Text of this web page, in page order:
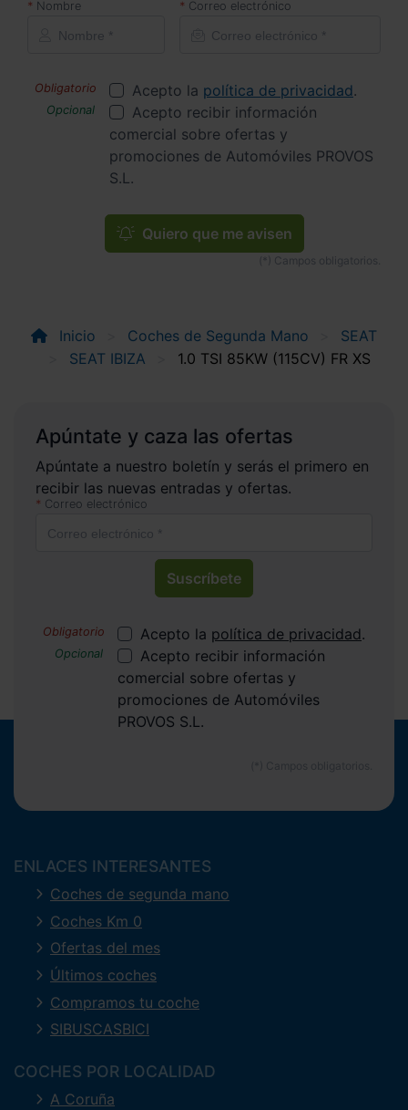
Nombre Correo electrónico
Acepto la política de privacidad.
Acepto recibir información
comercial sobre ofertas y
promociones de Automóviles PROVOS
S.L.
Quiero que me avisen
Inicio Coches de Segunda Mano
SEAT
SEAT IBIZA
1.0 TSI 85KW (115CV) FR XS
Apúntate y caza las ofertas
Apúntate a nuestro boletín y serás el primero en
recibir las nuevas entradas y ofertas.
Correo electrónico
Suscríbete
Acepto la política de privacidad.
Acepto recibir información
comercial sobre ofertas y
promociones de Automóviles
PROVOS S.L.
ENLACES INTERESANTES
Coches de segunda mano
Coches Km 0
Ofertas del mes
Últimos coches
Compramos tu coche
SIBUSCASBICI
COCHES POR LOCALIDAD
A Coruña